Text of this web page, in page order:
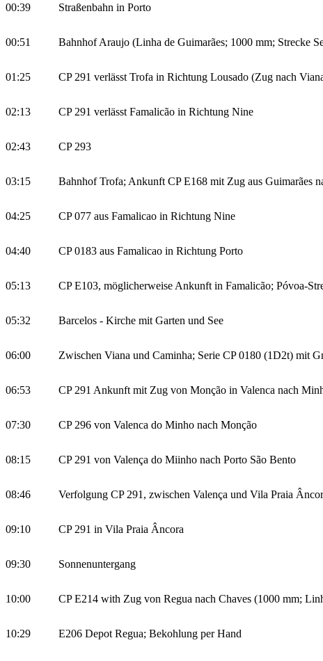
00:39 Straßenbahn in Porto
00:51 Bahnhof Araujo (Linha de Guimarães; 1000 mm; Strecke
01:25 CP 291 verlässt Trofa in Richtung Lousado (Zug nach
02:13 CP 291 verlässt Famalicão in Richtung Nine
02:43 CP 293
03:15 Bahnhof Trofa; Ankunft CP E168 mit Zug aus Guimarães
04:25 CP 077 aus Famalicao in Richtung Nine
04:40 CP 0183 aus Famalicao in Richtung Porto
05:13 CP E103, möglicherweise Ankunft in Famalicão; Póvoa-
05:32 Barcelos - Kirche mit Garten und See
06:00 Zwischen Viana und Caminha; Serie CP 0180 (1D2t) mit
06:53 CP 291 Ankunft mit Zug von Monção in Valenca nach
07:30 CP 296 von Valenca do Minho nach Monção
08:15 CP 291 von Valença do Miinho nach Porto São Bento
08:46 Verfolgung CP 291, zwischen Valença und Vila Praia
09:10 CP 291 in Vila Praia Âncora
09:30 Sonnenuntergang
10:00 CP E214 with Zug von Regua nach Chaves (1000 mm;
10:29 E206 Depot Regua; Bekohlung per Hand